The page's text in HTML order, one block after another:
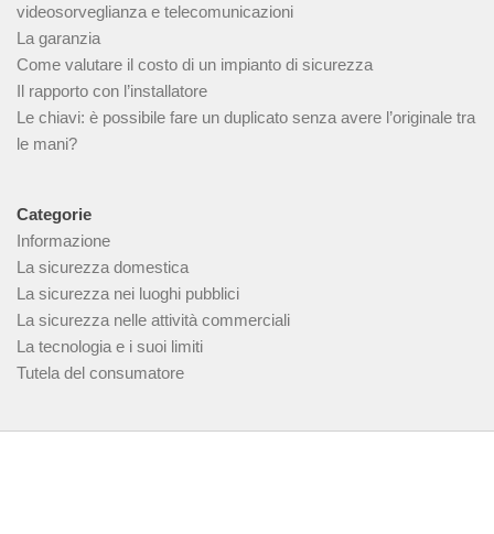
videosorveglianza e telecomunicazioni
La garanzia
Come valutare il costo di un impianto di sicurezza
Il rapporto con l’installatore
Le chiavi: è possibile fare un duplicato senza avere l’originale tra
le mani?
Categorie
Informazione
La sicurezza domestica
La sicurezza nei luoghi pubblici
La sicurezza nelle attività commerciali
La tecnologia e i suoi limiti
Tutela del consumatore